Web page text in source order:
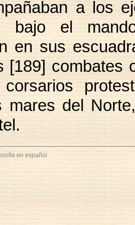
a los
bajo el
en sus
[189] combates
mares del
en español